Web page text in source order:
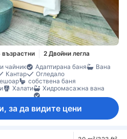
2 Двойни легла
чайник Адаптирана баня
Вана
Кантар
Огледало
собствена баня
Халати
Хидромасажна вана
Сателитна/кабелна телевизия
Климатик
за да видите цени